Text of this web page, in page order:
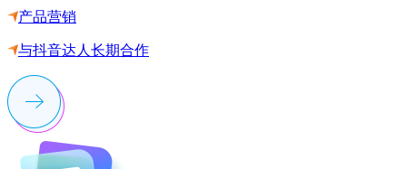
产品营销
与抖音达人长期合作